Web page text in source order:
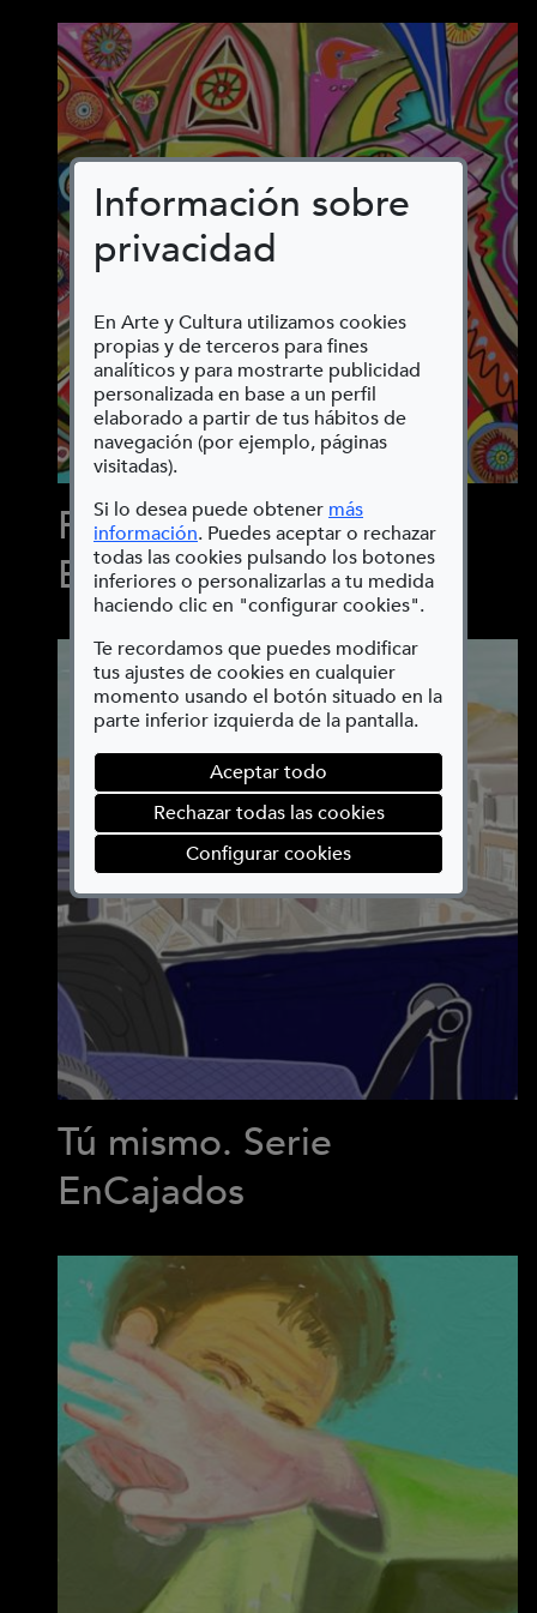
Información sobre
privacidad
En Arte y Cultura utilizamos cookies
propias y de terceros para fines
analíticos y para mostrarte publicidad
personalizada en base a un perfil
elaborado a partir de tus hábitos de
navegación (por ejemplo, páginas
visitadas).
Si lo desea puede obtener más
información(Abre en nueva ventana)
. Puedes aceptar o rechazar
todas las cookies pulsando los botones
inferiores o personalizarlas a tu medida
haciendo clic en "configurar cookies".
Te recordamos que puedes modificar
tus ajustes de cookies en cualquier
momento usando el botón situado en la
parte inferior izquierda de la pantalla.
Aceptar todo
Rechazar todas las cookies
Configurar cookies(abre en ventana
Paisaje con silla. Serie
EnCajados
Tú mismo. Serie
EnCajados